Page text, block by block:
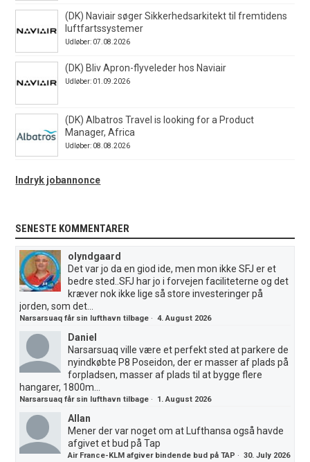
(DK) Naviair søger Sikkerhedsarkitekt til fremtidens
luftfartssystemer
Udløber: 07.08.2026
(DK) Bliv Apron-flyveleder hos Naviair
Udløber: 01.09.2026
(DK) Albatros Travel is looking for a Product
Manager, Africa
Udløber: 08.08.2026
Indryk jobannonce
SENESTE KOMMENTARER
olyndgaard
Det var jo da en giod ide, men mon ikke SFJ er et
bedre sted..SFJ har jo i forvejen faciliteterne og det
kræver nok ikke lige så store investeringer på
jorden, som det...
Narsarsuaq får sin lufthavn tilbage ·4. August 2026
Daniel
Narsarsuaq ville være et perfekt sted at parkere de
nyindkøbte P8 Poseidon, der er masser af plads på
forpladsen, masser af plads til at bygge flere
hangarer, 1800m...
Narsarsuaq får sin lufthavn tilbage · 1. August 2026
Allan
Mener der var noget om at Lufthansa også havde
afgivet et bud på Tap
Air France-KLM afgiver bindende bud på TAP ·30. July 2026